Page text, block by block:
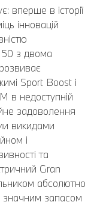
вперше в історії
інновацій
з двома
Sport Boost і
в недоступній
задоволення
викидами
і
та
Gran
абсолютно
значним запасом